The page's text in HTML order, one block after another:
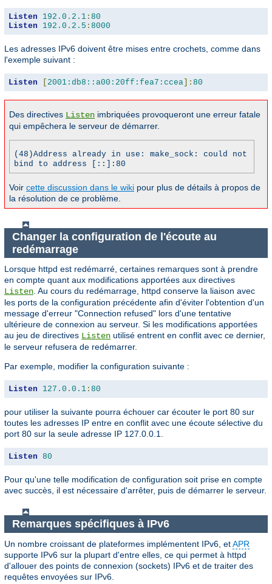
Listen 192.0 . 2.1 : 80
Listen
192.0 . 2.5 : 8000
Les adresses IPv6 doivent être mises entre crochets, comme dans
l'exemple suivant :
Listen 2001:db8::a00:20ff:fea7:ccea ]: 80
Des directives Listen imbriquées provoqueront une erreur fatale
qui empêchera le serveur de démarrer.
(48)Address already in use: make_sock: could not
bind to address [::]:80
Voir cette discussion dans le wiki pour plus de détails à propos de
la résolution de ce problème.
Changer la configuration de l'écoute au
redémarrage
Lorsque httpd est redémarré, certaines remarques sont à prendre
en compte quant aux modifications apportées aux directives
Listen. Au cours du redémarrage, httpd conserve la liaison avec
les ports de la configuration précédente afin d'éviter l'obtention d'un
message d'erreur "Connection refused" lors d'une tentative
ultérieure de connexion au serveur. Si les modifications apportées
au jeu de directives Listen utilisé entrent en conflit avec ce dernier,
le serveur refusera de redémarrer.
Par exemple, modifier la configuration suivante :
Listen 127.0 . 0.1 : 80
pour utiliser la suivante pourra échouer car écouter le port 80 sur
toutes les adresses IP entre en conflit avec une écoute sélective du
port 80 sur la seule adresse IP 127.0.0.1.
Listen 80
Pour qu'une telle modification de configuration soit prise en compte
avec succès, il est nécessaire d'arrêter, puis de démarrer le serveur.
Remarques spécifiques à IPv6
Un nombre croissant de plateformes implémentent IPv6, etAPR
supporte IPv6 sur la plupart d'entre elles, ce qui permet à httpd
d'allouer des points de connexion (sockets) IPv6 et de traiter des
requêtes envoyées sur IPv6.